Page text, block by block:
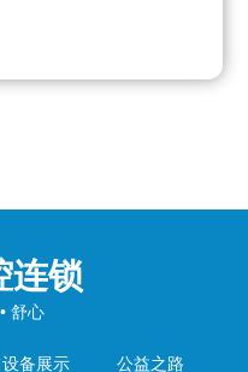
连锁
舒心
设备展示 公益之路